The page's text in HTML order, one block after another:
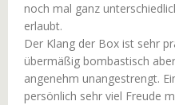
noch mal ganz
erlaubt.
Der Klang der Box ist sehr
übermäßig bombastisch
angenehm unangestrengt.
persönlich sehr viel Freude